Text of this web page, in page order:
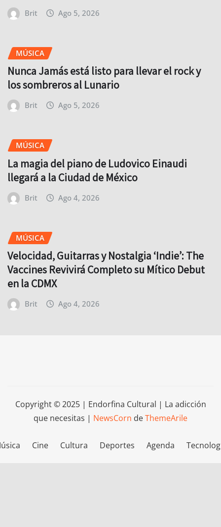
Brit Ago 5, 2026
MÚSICA
Nunca Jamás está listo para llevar el rock y
los sombreros al Lunario
Brit Ago 5, 2026
MÚSICA
La magia del piano de Ludovico Einaudi
llegará a la Ciudad de México
Brit Ago 4, 2026
MÚSICA
Velocidad, Guitarras y Nostalgia ‘Indie’: The
Vaccines Revivirá Completo su Mítico Debut
en la CDMX
Brit Ago 4, 2026
Copyright © 2025 | Endorfina Cultural | La adicción
que necesitas | NewsCorn deThemeArile
Cine Cultura Deportes Agenda